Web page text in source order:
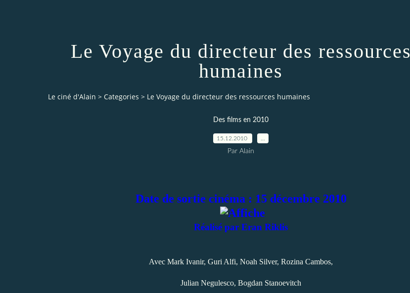
Le Voyage du directeur des ressources
humaines
Le ciné d'Alain > Categories > Le Voyage du directeur des ressources humaines
Des films en 2010
15.12.2010
Par Alain
Date de sortie cinéma : 15 décembre 2010
Réalisé par Eran Riklis
Avec Mark Ivanir, Guri Alfi, Noah Silver, Rozina Cambos,
Julian Negulesco, Bogdan Stanoevitch